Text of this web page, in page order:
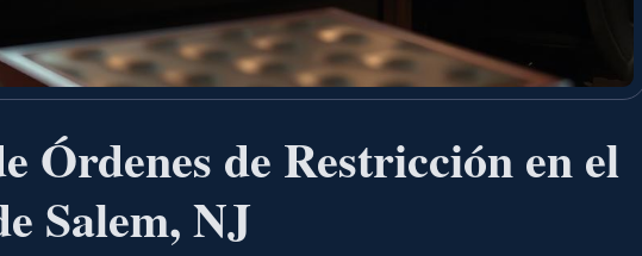
Órdenes de Restricción en el
Salem, NJ